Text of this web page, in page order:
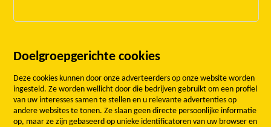
Doelgroepgerichte cookies
Deze cookies kunnen door onze adverteerders op onze website worden
ingesteld. Ze worden wellicht door die bedrijven gebruikt om een profiel
van uw interesses samen te stellen en u relevante advertenties op
andere websites te tonen. Ze slaan geen directe persoonlijke informatie
op, maar ze zijn gebaseerd op unieke identificatoren van uw browser en